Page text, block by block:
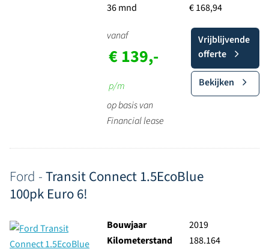
36 mnd
€ 168,94
vanaf
€ 139,-
p/m
op basis van
Financial lease
Vrijblijvende
offerte
Bekijken
Ford -Transit Connect 1.5EcoBlue
100pk Euro 6!
Bouwjaar
2019
Kilometerstand
188.164